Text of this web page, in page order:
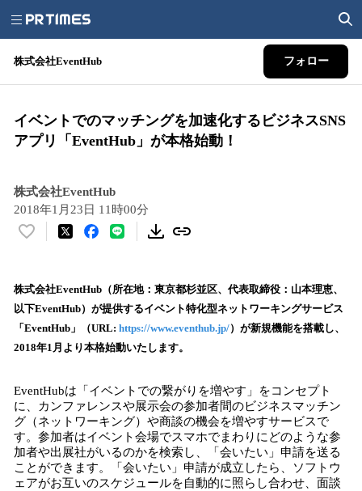
株式会社EventHub フォロー
イベントでのマッチングを加速化するビジネスSNS
アプリ「EventHub」が本格始動！
株式会社EventHub
2018年1月23日 11時00分
い
！
数
を
読
み
中
で
す
株式会社EventHub（所在地：東京都杉並区、代表取締役：山本理恵、
以下EventHub）が提供するイベント特化型ネットワーキングサービス
「EventHub」（URL: https://www.eventhub.jp/）が新規機能を搭載し、
2018年1月より本格始動いたします。
EventHubは「イベントでの繋がりを増やす」をコンセプト
に、カンファレンスや展示会の参加者間のビジネスマッチン
グ（ネットワーキング）や商談の機会を増やすサービスで
す。参加者はイベント会場でスマホでまわりにどのような参
加者や出展社がいるのかを検索し、「会いたい」申請を送る
ことができます。「会いたい」申請が成立したら、ソフトウ
ェアがお互いのスケジュールを自動的に照らし合わせ、面談